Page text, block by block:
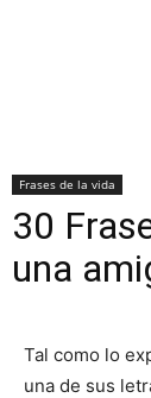
Frases de la vida
30
una
Tal como lo
una de sus